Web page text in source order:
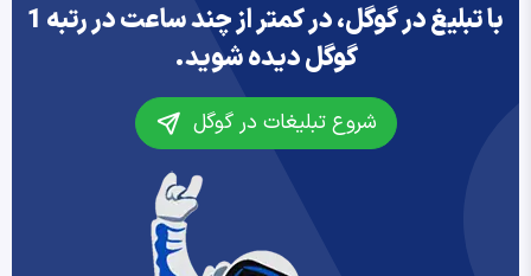
با تبلیغ در گوگل، در کمتر از چند ساعت در رتبه 1
گوگل دیده شوید.
شروع تبلیغات در گوگل